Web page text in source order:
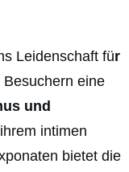
Leidenschaft für
eine
und
intimen
bietet die